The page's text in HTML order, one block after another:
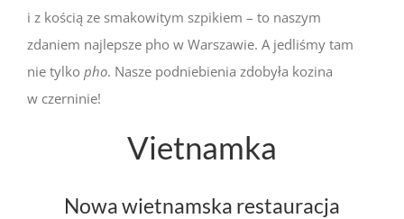
i z kością ze smakowitym szpikiem – to naszym
zdaniem najlepsze pho w Warszawie. A jedliśmy tam
nie tylko pho. Nasze podniebienia zdobyła kozina
w czerninie!
Vietnamka
Nowa wietnamska restauracja